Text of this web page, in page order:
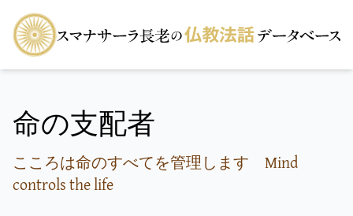
命の支配者
こころは命のすべてを管理します Mind
controls the life